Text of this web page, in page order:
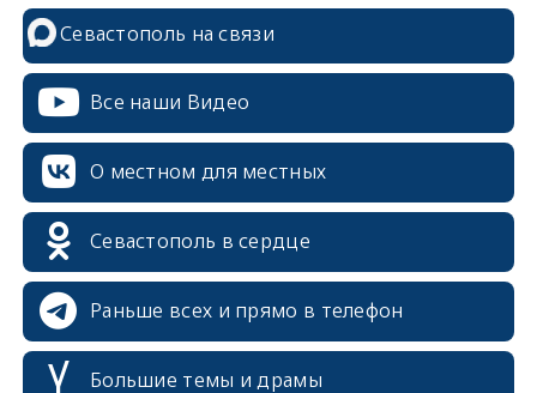
Севастополь на связи
Все наши Видео
О местном для местных
Севастополь в сердце
Раньше всех и прямо в телефон
Большие темы и драмы